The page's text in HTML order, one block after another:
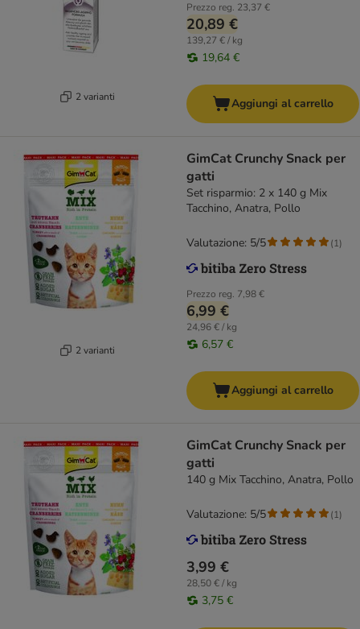
2 varianti
Prezzo reg. 23,37 €
20,89 €
139,27 € / kg
19,64 €
Aggiungi al carrello
2 varianti
GimCat Crunchy Snack per
gatti
Set risparmio: 2 x 140 g Mix
Tacchino, Anatra, Pollo
Prezzo reg. 7,98 €
6,99 €
24,96 € / kg
6,57 €
Valutazione: 5/5 (1)
Aggiungi al carrello
GimCat Crunchy Snack per
gatti
140 g Mix Tacchino, Anatra, Pollo
3,99 €
28,50 € / kg
3,75 €
Valutazione: 5/5 (1)